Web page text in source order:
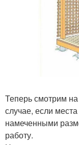
Теперь смотрим
случае, если
намеченными
работу.